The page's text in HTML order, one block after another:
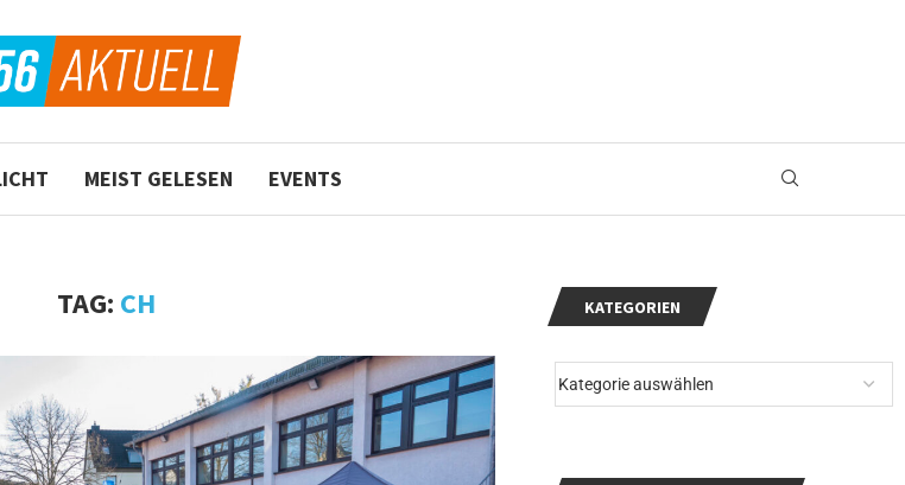
MEIST GELESEN EVENTS
TAG: CH KATEGORIEN